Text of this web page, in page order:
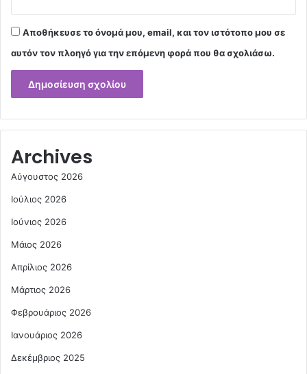
Αποθήκευσε το όνομά μου, email, και τον ιστότοπο μου σε
αυτόν τον πλοηγό για την επόμενη φορά που θα σχολιάσω.
Archives
Αύγουστος 2026
Ιούλιος 2026
Ιούνιος 2026
Μάιος 2026
Απρίλιος 2026
Μάρτιος 2026
Φεβρουάριος 2026
Ιανουάριος 2026
Δεκέμβριος 2025